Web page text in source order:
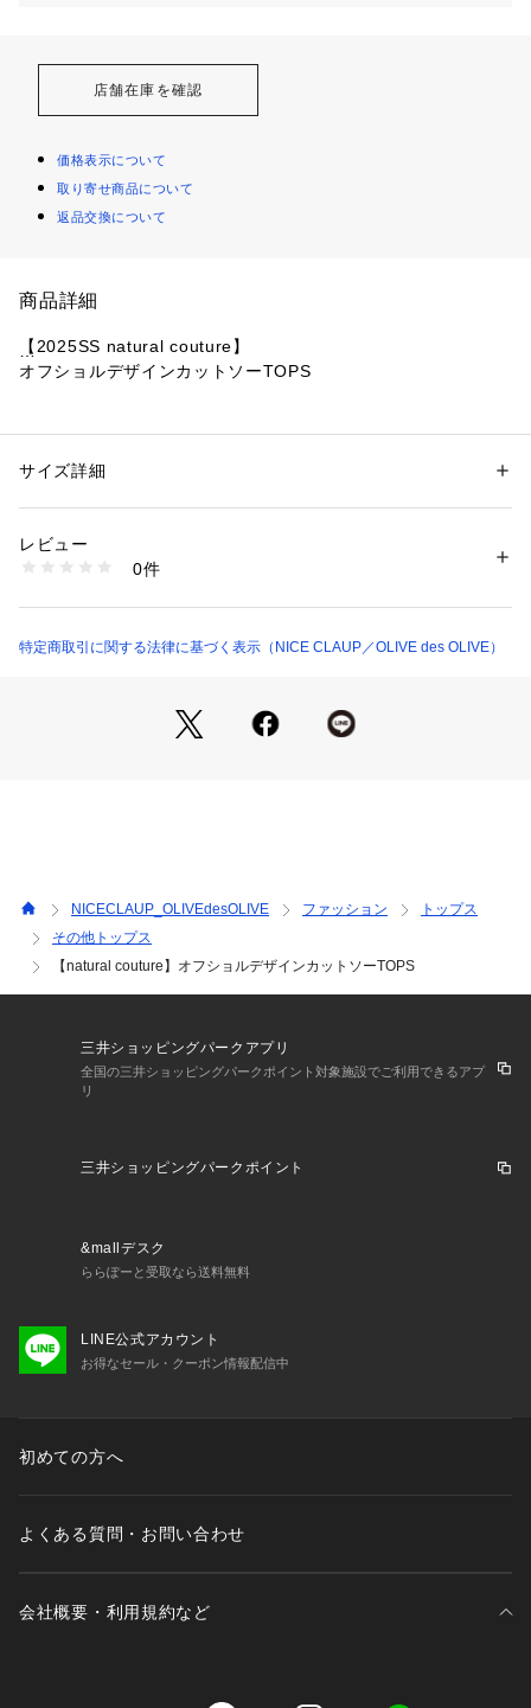
店舗在庫を確認
価格表示について
取り寄せ商品について
返品交換について
商品詳細
【2025SS natural couture】
オフショルデザインカットソーTOPS
■Design
大きなアシメ衿が肩を覆ってくれて肩周りが気にならない優秀
１枚で存在感のある主役アイテムなので、ボトムはシンプルな
トを合わせると、落ち着いた大人の雰囲気に。
デニムを合わせてカジュアルダウンしても品良くきまります。
＝＝＝＝＝＝＝＝＝＝＝＝＝＝＝＝＝＝＝＝＝＝＝＝＝
透け感：淡色系ややあり
裏地：なし
伸縮性：なし
生地感：柔らかな生地感
＝＝＝＝＝＝＝＝＝＝＝＝＝＝＝＝＝＝＝＝＝＝＝＝＝
の通知を受け取ることができます。
※詳しい洗濯方法については、商品の品質表示タグをご覧くだ
また、ご覧いただいているモニター画面や、お使いのブラウザ
によっても、
性別：レディース
素材：-
商品番号：
0351060510 （ショップ）
サイズ詳細
レビュー
0件
特定商取引に関する法律に基づく表示（NICE CLAUP／OLIVE des OLIVE）
NICECLAUP_OLIVEdesOLIVE ファッション
トップス
その他トップス
【natural couture】オフショルデザインカットソーTOPS
三井ショッピングパークアプリ
全国の三井ショッピングパークポイント対象施設でご利用できるアプ
リ
三井ショッピングパークポイント
&mallデスク
ららぽーと受取なら送料無料
LINE公式アカウント
お得なセール・クーポン情報配信中
初めての方へ
よくある質問・お問い合わせ
会社概要・利用規約など